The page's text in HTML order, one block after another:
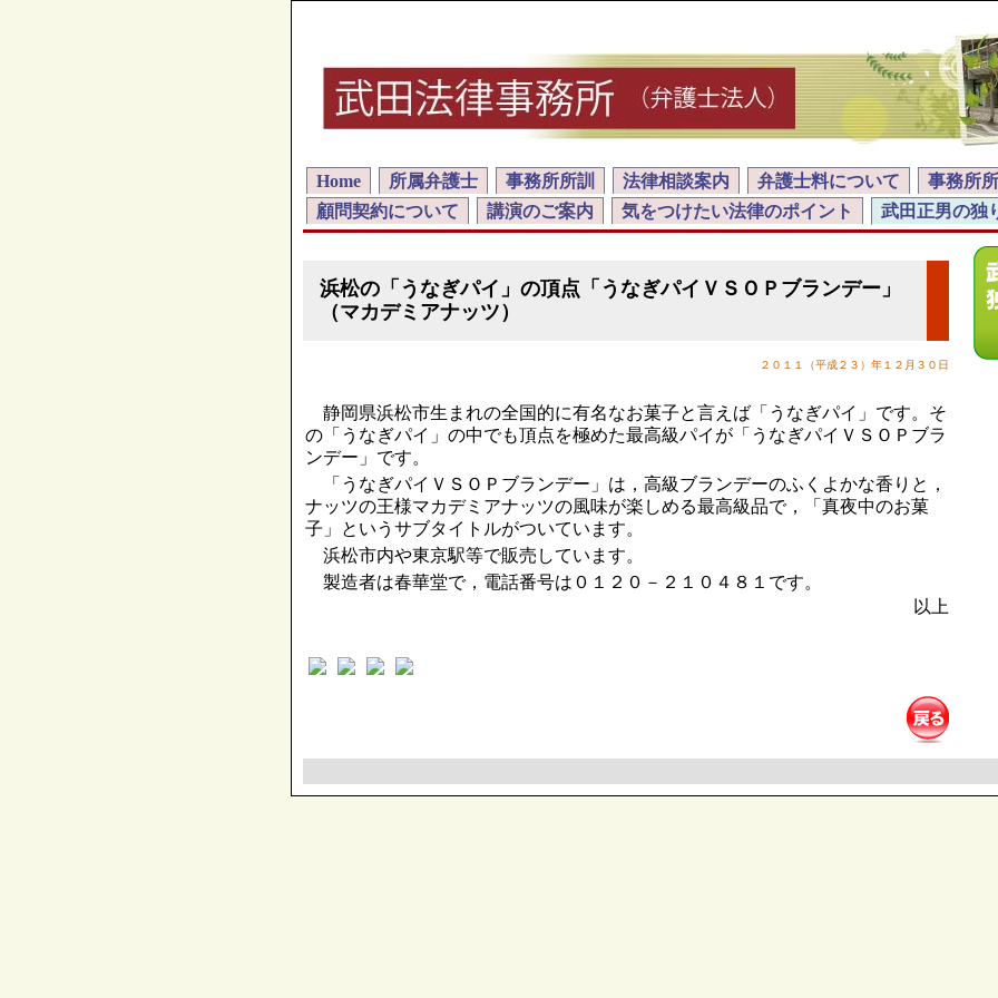
Home 所属弁護士 事務所所訓 法律相談案内 弁護士料について 事務所
顧問契約について
講演のご案内 気をつけたい法律のポイント 武田正男の独
浜松の「うなぎパイ」の頂点「うなぎパイＶＳＯＰブランデー」
（マカデミアナッツ）
２０１１（平成２３）年１２月３０日
静岡県浜松市生まれの全国的に有名なお菓子と言えば「うなぎパイ」です。そ
の「うなぎパイ」の中でも頂点を極めた最高級パイが「うなぎパイＶＳＯＰブラ
ンデー」です。
「うなぎパイＶＳＯＰブランデー」は，高級ブランデーのふくよかな香りと，
ナッツの王様マカデミアナッツの風味が楽しめる最高級品で，「真夜中のお菓
子」というサブタイトルがついています。
浜松市内や東京駅等で販売しています。
製造者は春華堂で，電話番号は０１２０－２１０４８１です。
以上